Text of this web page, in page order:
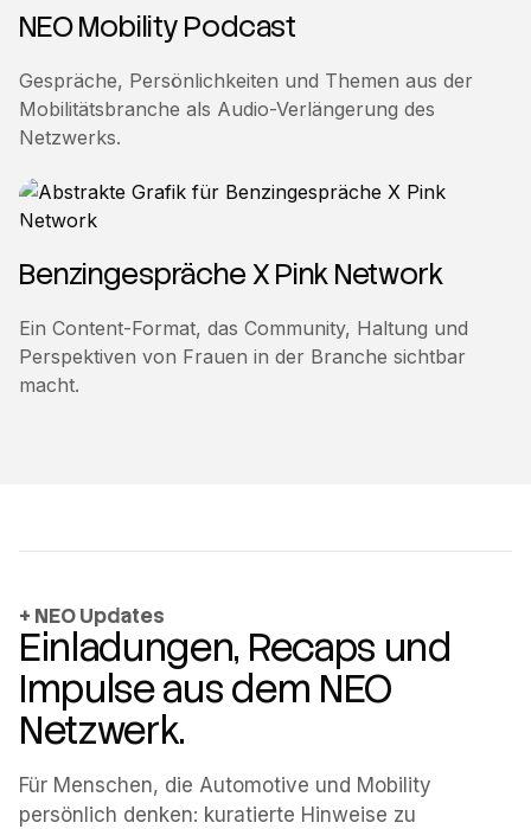
NEO Mobility Podcast
Gespräche, Persönlichkeiten und Themen aus der
Mobilitätsbranche als Audio-Verlängerung des
Netzwerks.
Benzingespräche X Pink Network
Ein Content-Format, das Community, Haltung und
Perspektiven von Frauen in der Branche sichtbar
macht.
NEO Updates
Einladungen, Recaps und
Impulse aus dem NEO
Netzwerk.
Für Menschen, die Automotive und Mobility
persönlich denken: kuratierte Hinweise zu